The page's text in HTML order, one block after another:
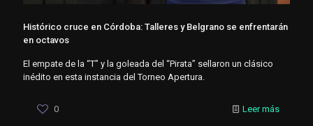
Histórico cruce en Córdoba: Talleres y Belgrano se enfrentarán
en octavos
El empate de la “T” y la goleada del “Pirata” sellaron un clásico
inédito en esta instancia del Torneo Apertura.
0 Leer más